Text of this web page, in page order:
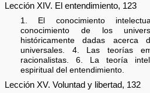
Lección XIV. El entendimiento, 123
1. El conocimiento
conocimiento de los
históricamente dadas acerca
universales. 4. Las teorías
racionalistas. 6. La teoría
espiritual del entendimiento.
Lección XV. Voluntad y libertad, 132